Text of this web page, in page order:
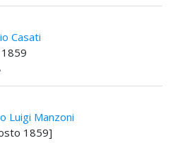
Casati
Luigi Manzoni
1859]